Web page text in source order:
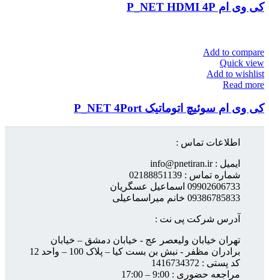
کی وی ام P_NET HDMI 4P
Add to compare
Quick view
Add to wishlist
Read more
کی وی ام سوئیچ اتوماتیک P_NET 4Port
اطلاعات تماس :
ایمیل : info@pnetiran.ir
شماره تماس : 02188851139
09902606733 اسماعیل عسگریان
09386785833 خانم میراسماعیلی
آدرس شرکت پی نت :
تهران خیابان ولیعصر عج - خیابان دمشق – خیابان
برادران مظفر - نبش بن بست کیا – پلاک 100 – واحد 12
کد پستی : 1416734372
مراجعه حضوری : 9:00 – 17:00